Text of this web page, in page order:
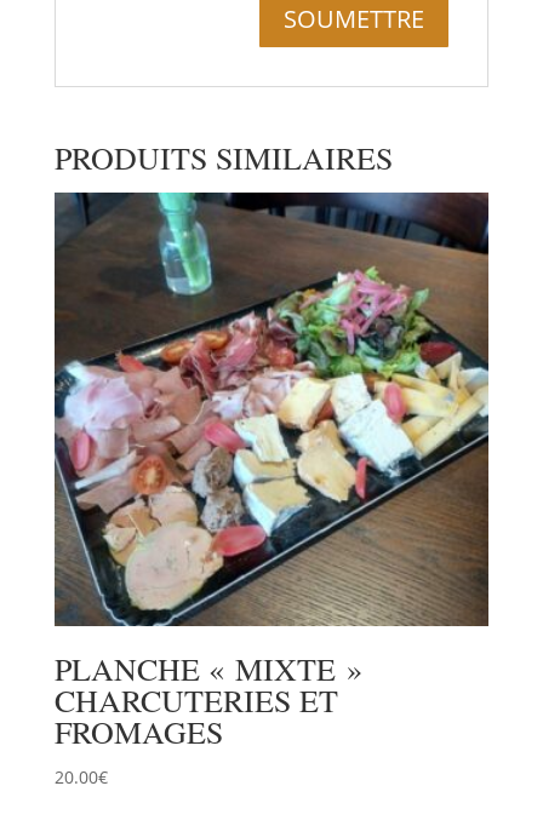
PRODUITS SIMILAIRES
PLANCHE « MIXTE »
CHARCUTERIES ET
FROMAGES
20.00€